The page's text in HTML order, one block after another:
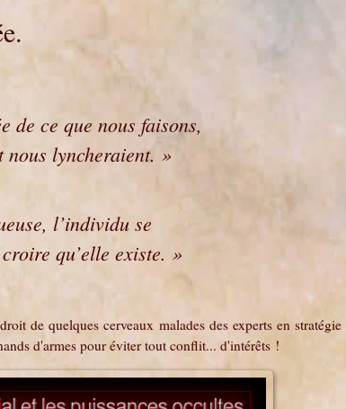
de ce que nous faisons,
lyncheraient. »
l’individu se
qu’elle existe. »
de quelques cerveaux malades des experts en stratégie
d'armes pour éviter tout conflit... d'intérêts !